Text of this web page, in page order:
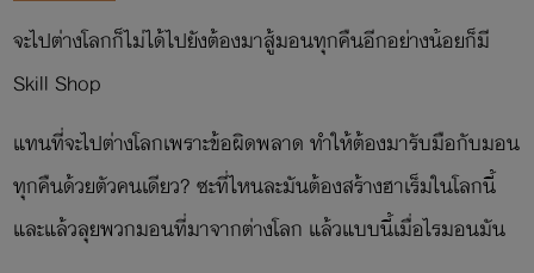
จะไปต่างโลกก็ไม่ได้ไปยังต้องมาสู้มอนทุกคืนอีกอย่างน้อยก็มี
Skill Shop
แทนที่จะไปต่างโลกเพราะข้อผิดพลาด ทำให้ต้องมารับมือกับมอน
ทุกคืนด้วยตัวคนเดียว? ซะที่ไหนละมันต้องสร้างฮาเร็มในโลกนี้
และแล้วลุยพวกมอนที่มาจากต่างโลก แล้วแบบนี้เมื่อไรมอนมัน